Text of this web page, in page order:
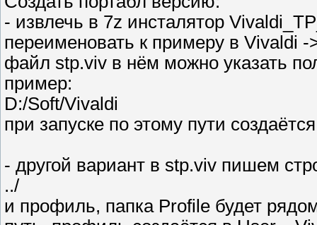
- извлечь в 7z инсталятор
переименовать к примеру в Vivaldi -
файл stp.viv в нём можно указать
пример:
D:/Soft/Vivaldi
при запуске по этому пути
- другой вариант в stp.viv пишем
../
и профиль, папка Profile будет